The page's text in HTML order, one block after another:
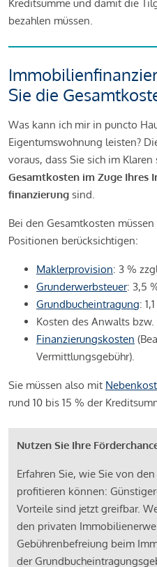
Kreditsumme und damit die
bezahlen müssen.
Sie die
Was kann ich mir in puncto
Eigentumswohnung leisten?
voraus, dass Sie sich im
Gesamtkosten im Zuge Ihres
finanzierung sind.
Bei den Gesamtkosten
Positionen berücksichtigen:
Maklerprovision: 3 %
Grunderwerbsteuer: 3,5
Grundbucheintragung:
Kosten des Anwalts bzw.
Finanzierungskosten
Vermittlungsgebühr).
Sie müssen also mit
rund 10 bis 15 % der
Nutzen Sie Ihre
Erfahren Sie, wie Sie von
profitieren können:
Vorteile sind jetzt greifbar.
den privaten
Gebührenbefreiung beim
der